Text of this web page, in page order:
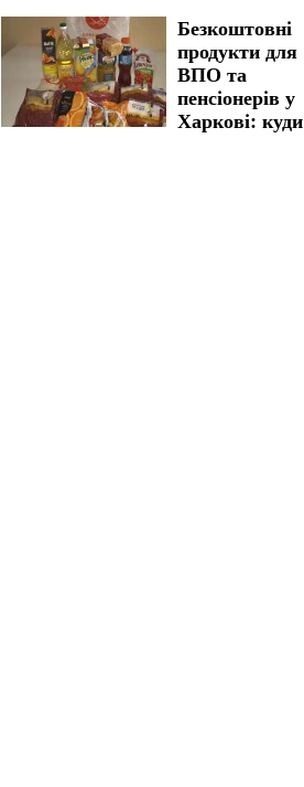
для отримання
виплат
Безкоштовні
продукти для
ВПО та
пенсіонерів у
Харкові: куди